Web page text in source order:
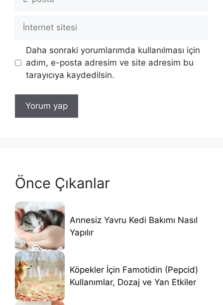
posta
İnternet
Daha sonraki yorumlarımda kullanılması için
adım, e-posta adresim ve site adresim bu
tarayıcıya kaydedilsin.
Önce Çıkanlar
Annesiz Yavru Kedi Bakımı Nasıl
Yapılır
Köpekler İçin Famotidin (Pepcid)
Kullanımlar, Dozaj ve Yan Etkiler